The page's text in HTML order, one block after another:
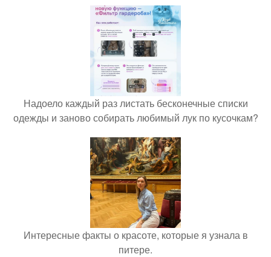
Надоело каждый раз листать бесконечные списки
одежды и заново собирать любимый лук по кусочкам?
Интересные факты о красоте, которые я узнала в
питере.